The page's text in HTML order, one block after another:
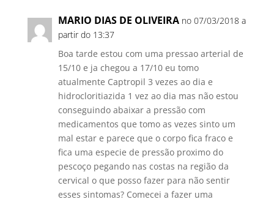
MARIO DIAS DE OLIVEIRA no 07/03/2018 a
partir do 13:37
Boa tarde estou com uma pressao arterial de
15/10 e ja chegou a 17/10 eu tomo
atualmente Captropil 3 vezes ao dia e
hidrocloritiazida 1 vez ao dia mas não estou
conseguindo abaixar a pressão com
medicamentos que tomo as vezes sinto um
mal estar e parece que o corpo fica fraco e
fica uma especie de pressão proximo do
pescoço pegando nas costas na região da
cervical o que posso fazer para não sentir
esses sintomas? Comecei a fazer uma